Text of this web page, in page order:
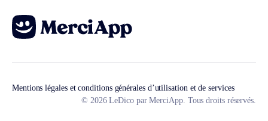
Mentions légales et conditions générales d’utilisation et de services
© 2026 LeDico par MerciApp. Tous droits réservés.